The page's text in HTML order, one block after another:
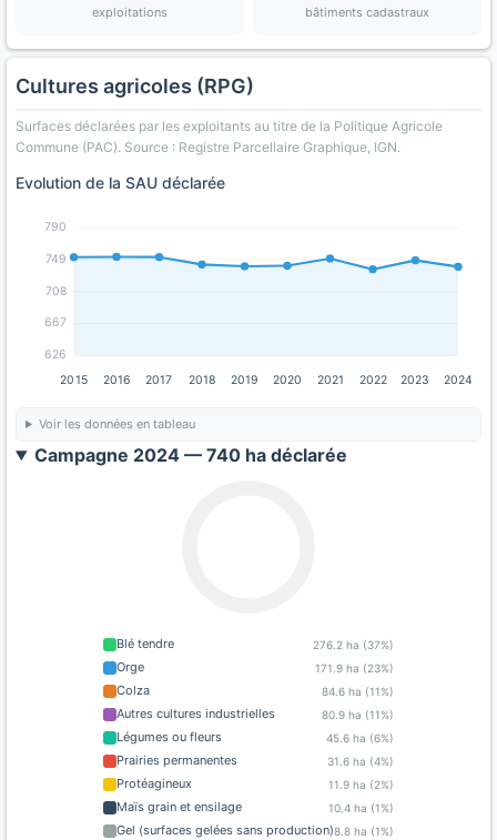
exploitations bâtiments cadastraux
Cultures agricoles (RPG)
Surfaces déclarées par les exploitants au titre de la Politique Agricole
Commune (PAC). Source : Registre Parcellaire Graphique, IGN.
Evolution de la SAU déclarée
626
667
708
749
790
2015 2016 2017 2018 2019 2020 2021 2022 2023 2024
Voir les données en tableau
Campagne 2024 — 740 ha déclarée
Blé tendre 276.2 ha (37%)
Orge 171.9 ha (23%)
Colza 84.6 ha (11%)
Autres cultures industrielles 80.9 ha (11%)
Légumes ou fleurs 45.6 ha (6%)
Prairies permanentes 31.6 ha (4%)
Protéagineux 11.9 ha (2%)
Maïs grain et ensilage 10.4 ha (1%)
Gel (surfaces gelées sans production)8.8 ha (1%)